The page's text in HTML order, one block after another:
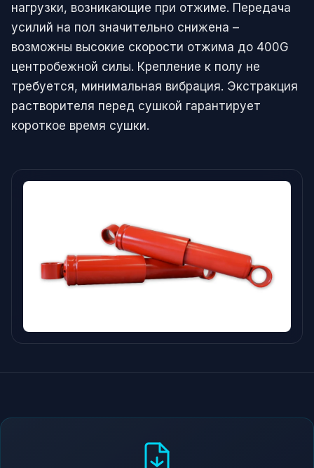
нагрузки, возникающие при отжиме. Передача
усилий на пол значительно снижена –
возможны высокие скорости отжима до 400G
центробежной силы. Крепление к полу не
требуется, минимальная вибрация. Экстракция
растворителя перед сушкой гарантирует
короткое время сушки.